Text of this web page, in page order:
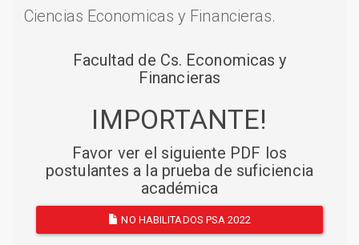
Ciencias Economicas y Financieras.
Facultad de Cs. Economicas y
Financieras
IMPORTANTE!
Favor ver el siguiente PDF los
postulantes a la prueba de suficiencia
académica
NO HABILITADOS PSA 2022